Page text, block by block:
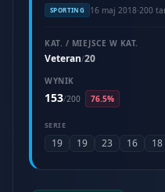
SPORTING 16 maj 2018·200
KAT. / MIEJSCE W KAT.
Veteran/20
WYNIK
153/200 76.5%
SERIE
19 19 23 16 18